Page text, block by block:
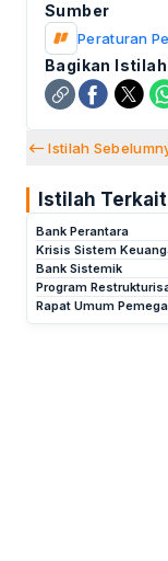
Sumber
Peraturan
Bagikan Istilah
Istilah
Istilah Terkait
Bank Perantara
Krisis Sistem
Bank Sistemik
Program
Rapat Umum